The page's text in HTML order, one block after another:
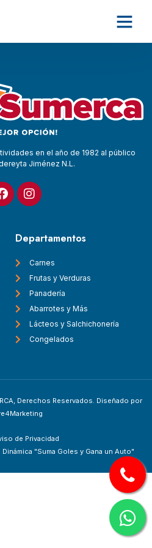
en el año de 1982 al público
Jiménez N.L.
Departamentos
Carnes
Frutas y Verduras
Panadería
Abarrotes y Más
Lácteos y Salchichonería
Congelados
Derechos Reservados. Diseñado por
de Privacidad
"Suma Goles y Gana un Auto"